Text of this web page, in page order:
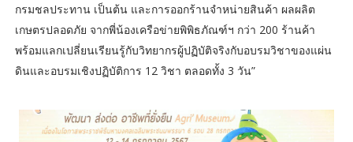
กรมชลประทาน เป็นต้น และการออกร้านจำหน่ายสินค้า ผลผลิต
เกษตรปลอดภัย จากพี่น้องเครือข่ายพิพิธภัณฑ์ฯ กว่า 200 ร้านค้า
พร้อมแลกเปลี่ยนเรียนรู้กับวิทยากรผู้ปฏิบัติจริงกับอบรมวิชาของแผ่น
ดินและอบรมเชิงปฏิบัติการ 12 วิชา ตลอดทั้ง 3 วัน”